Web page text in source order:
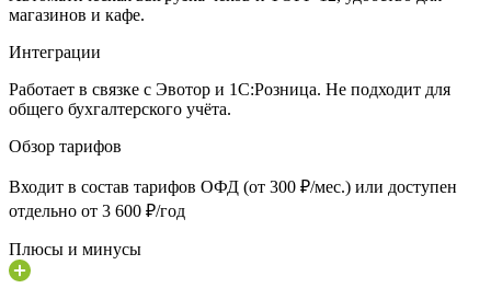
магазинов и кафе.
Интеграции
Работает в связке с Эвотор и 1С:Розница. Не подходит для
общего бухгалтерского учёта.
Обзор тарифов
Входит в состав тарифов ОФД (от 300 ₽/мес.) или доступен
отдельно от 3 600 ₽/год
Плюсы и минусы